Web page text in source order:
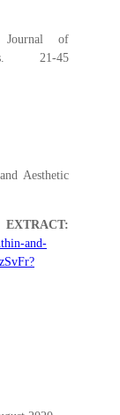
Journal of
21-45
Aesthetic
and-